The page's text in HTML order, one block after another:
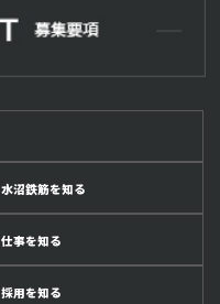
水沼鉄筋を知る
仕事を知る
採用を知る